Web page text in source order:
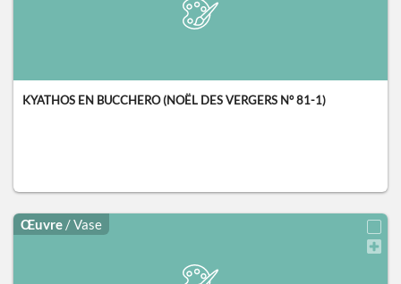
KYATHOS EN BUCCHERO (NOËL DES VERGERS N° 81-1)
Œuvre / Vase